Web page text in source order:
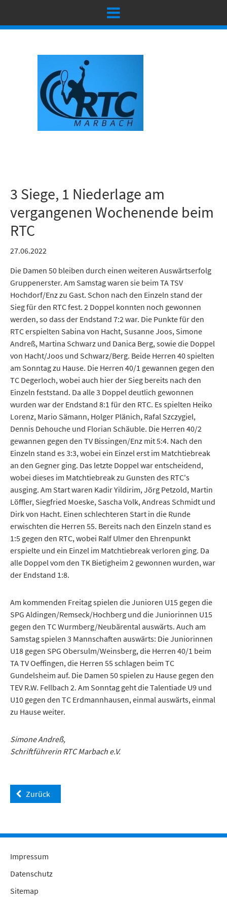
3 Siege, 1 Niederlage am
vergangenen Wochenende beim
RTC
27.06.2022
Die Damen 50 bleiben durch einen weiteren Auswärtserfolg
Gruppenerster. Am Samstag waren sie beim TA TSV
Hochdorf/Enz zu Gast. Schon nach den Einzeln stand der
Sieg für den RTC fest. 2 Doppel konnten noch gewonnen
werden, so dass der Endstand 7:2 war. Die Punkte für den
RTC erspielten Sabina von Hacht, Susanne Joos, Simone
Andreß, Martina Schwarz und Danica Berg, sowie die Doppel
von Hacht/Joos und Schwarz/Berg. Beide Herren 40 spielten
am Sonntag zu Hause. Die Herren 40/1 gewannen gegen den
TC Degerloch, wobei auch hier der Sieg bereits nach den
Einzeln feststand. Da alle 3 Doppel deutlich gewonnen
wurden war der Endstand 8:1 für den RTC. Es spielten Heiko
Lorenz, Mario Sämann, Holger Plänich, Rafal Szczygiel,
Dennis Dehouche und Florian Schäuble. Die Herren 40/2
gewannen gegen den TV Bissingen/Enz mit 5:4. Nach den
Einzeln stand es 3:3, wobei ein Einzel erst im Matchtiebreak
an den Gegner ging. Das letzte Doppel war entscheidend,
wobei dieses im Matchtiebreak zu Gunsten des RTC's
ausging. Am Start waren Kadir Yildirim, Jörg Petzold, Martin
Löffler, Siegfried Moeske, Sascha Volk, Andreas Schmidt und
Dirk von Hacht. Einen schlechteren Start in die Runde
erwischten die Herren 55. Bereits nach den Einzeln stand es
1:5 gegen den RTC, wobei Ralf Ulmer den Ehrenpunkt
erspielte und ein Einzel im Matchtiebreak verloren ging. Da
alle Doppel vom den TK Bietigheim 2 gewonnen wurden, war
der Endstand 1:8.
Am kommenden Freitag spielen die Junioren U15 gegen die
SPG Aldingen/Remseck/Hochberg und die Juniorinnen U15
gegen den TC Wurmberg/Neubärental auswärts. Auch am
Samstag spielen 3 Mannschaften auswärts: Die Juniorinnen
U18 gegen SPG Obersulm/Weinsberg, die Herren 40/1 beim
TA TV Oeffingen, die Herren 55 schlagen beim TC
Gundelsheim auf. Die Damen 50 spielen zu Hause gegen den
TEV R.W. Fellbach 2. Am Sonntag geht die Talentiade U9 und
U10 gegen den TC Erdmannhausen, einmal auswärts, einmal
zu Hause weiter.
Simone Andreß,
Schriftführerin RTC Marbach e.V.
Zurück
Impressum
Datenschutz
Sitemap